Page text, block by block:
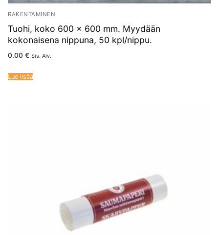
RAKENTAMINEN
Tuohi, koko 600 x 600 mm. Myydään
kokonaisena nippuna, 50 kpl/nippu.
0.00 € Sis. Alv.
Lue lisää